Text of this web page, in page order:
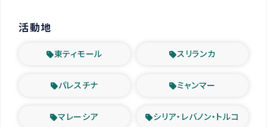
活動地
東ティモール スリランカ
パレスチナ ミャンマー
マレーシア シリア・レバノン・トルコ